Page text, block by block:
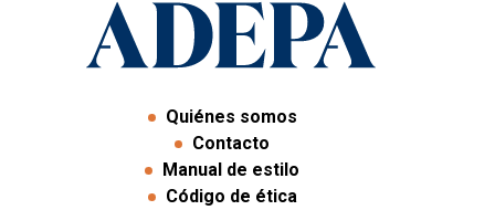
Quiénes somos
Contacto
Manual de estilo
Código de ética